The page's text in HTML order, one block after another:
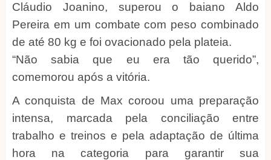
Cláudio Joanino, superou o baiano Aldo
Pereira em um combate com peso combinado
de até 80 kg e foi ovacionado pela plateia.
“Não sabia que eu era tão querido”,
comemorou após a vitória.
A conquista de Max coroou uma preparação
intensa, marcada pela conciliação entre
trabalho e treinos e pela adaptação de última
hora na categoria para garantir sua